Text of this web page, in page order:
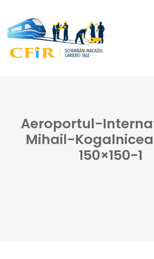
Aeroportul-
Mihail-
150×150-1